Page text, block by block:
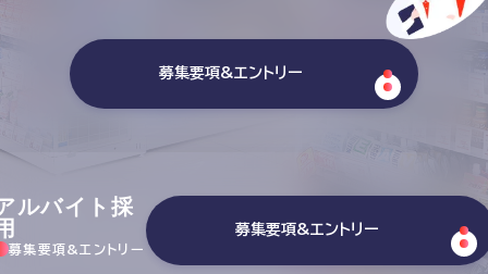
募集要項&エントリー
ルバイト採
募集要項&エントリー
募集要項&エントリー